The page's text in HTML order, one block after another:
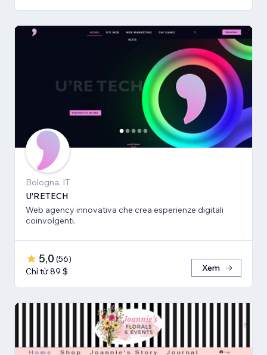
Bologna, IT
U'RETECH
Web agency innovativa che crea esperienze digitali
coinvolgenti.
5,0 (56)
Chỉ từ 89 $
Xem